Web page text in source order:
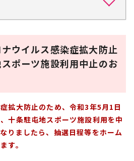
ナウイルス感染症拡大防止
ポーツ施設利用中止のお
拡大防止のため、令和3年5月1日
十条駐屯地スポーツ施設利用を中
りましたら、抽選日程等をホーム
す。